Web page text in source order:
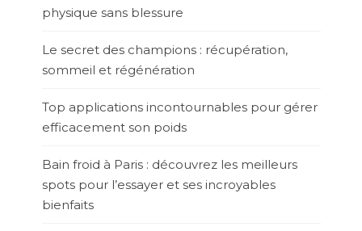
physique sans blessure
Le secret des champions : récupération,
sommeil et régénération
Top applications incontournables pour gérer
efficacement son poids
Bain froid à Paris : découvrez les meilleurs
spots pour l’essayer et ses incroyables
bienfaits